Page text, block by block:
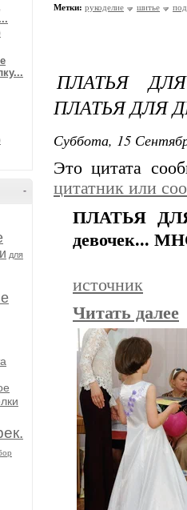
-
для
Метки: рукоделие шитье
ПЛАТЬЯ
ПЛАТЬЯ ДЛЯ
Суббота, 15
Это цитата
цитатник или
ПЛАТЬЯ
девочек...
источник
Читать далее